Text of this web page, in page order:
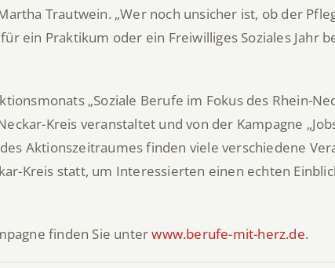
Trautwein. „Wer noch unsicher ist, ob der
ein Praktikum oder ein Freiwilliges Soziales Jahr
„Soziale Berufe im Fokus des Rhein-
Kreis veranstaltet und von der Kampagne
Aktionszeitraumes finden viele verschiedene
Kreis statt, um Interessierten einen echten
finden Sie unterwww.berufe-mit-herz.de.